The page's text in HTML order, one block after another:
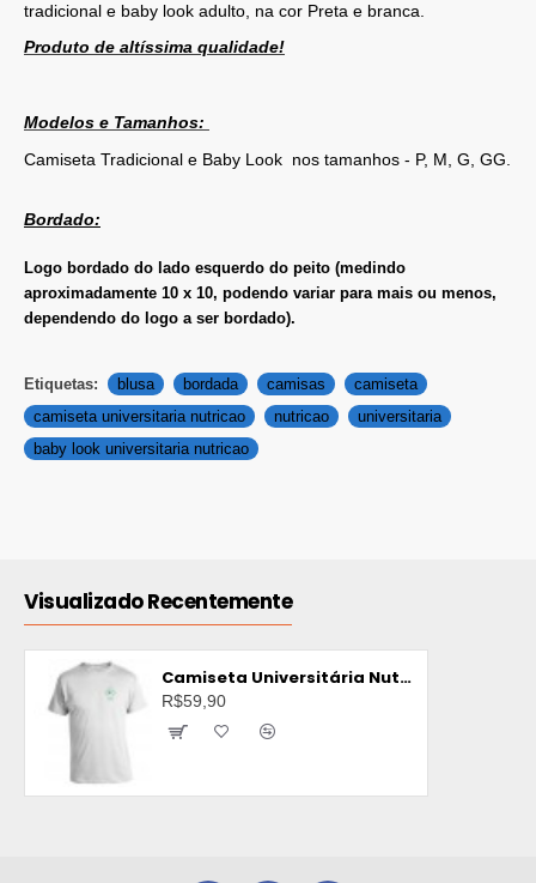
tradicional e baby look adulto, na cor Preta e branca.
Produto de altíssima qualidade!
Modelos e Tamanhos:
Camiseta Tradicional e Baby Look nos tamanhos - P, M, G, GG.
Bordado:
Logo bordado do lado esquerdo do peito (medindo
aproximadamente 10 x 10, podendo variar para mais ou menos,
dependendo do logo a ser bordado).
Etiquetas: blusa bordada camisas
camiseta
camiseta universitaria nutricao
nutricao
universitaria
baby look universitaria nutricao
Visualizado Recentemente
Camiseta Universitária Nutrição Bordada
R$59,90